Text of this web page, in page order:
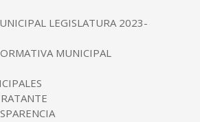
LEGISLATURA 2023-
MUNICIPAL